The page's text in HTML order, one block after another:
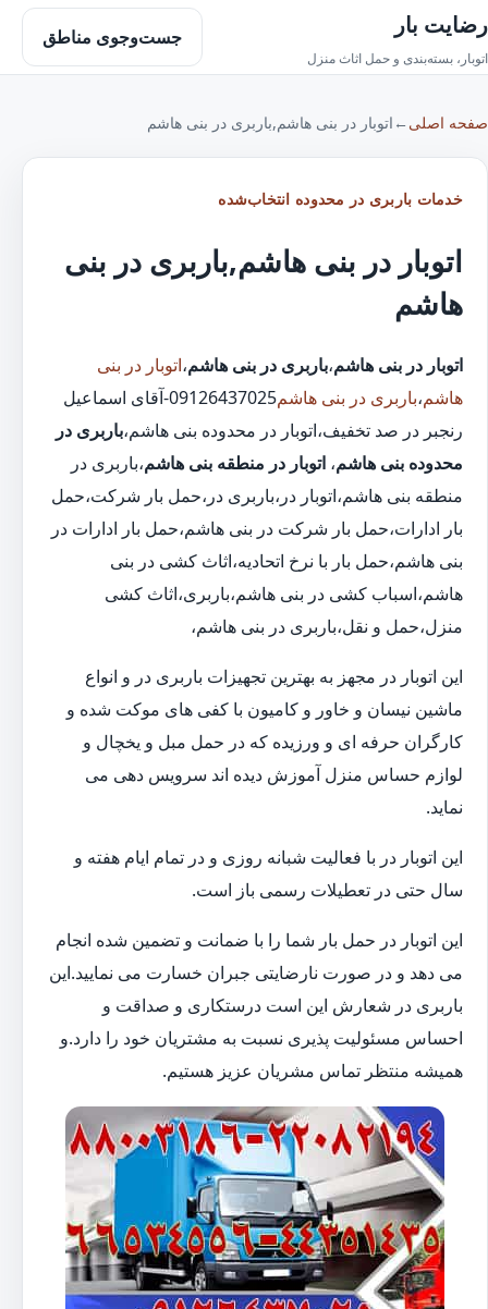
رضایت بار
اتوبار، بسته‌بندی و حمل اثاث منزل
جست‌وجوی مناطق
صفحه اصلی ← اتوبار در بنی هاشم,باربری در بنی هاشم
خدمات باربری در محدوده انتخاب‌شده
اتوبار در بنی هاشم,باربری در بنی
هاشم
اتوبار در بنی هاشم،باربری در بنی هاشم،اتوبار در بنی
هاشم،باربری در بنی هاشم
09126437025-آقای اسماعیل
رنجبر در صد تخفیف،اتوبار در محدوده بنی هاشم،باربری در
محدوده بنی هاشم، اتوبار در منطقه بنی هاشم،باربری در
منطقه بنی هاشم،اتوبار در،باربری در،حمل بار شرکت،حمل
بار ادارات،حمل بار شرکت در بنی هاشم،حمل بار ادارات در
بنی هاشم،حمل بار با نرخ اتحادیه،اثاث کشی در بنی
هاشم،اسباب کشی در بنی هاشم،باربری،اثاث کشی
منزل،حمل و نقل،باربری در بنی هاشم،
این اتوبار در مجهز به بهترین تجهیزات باربری در و انواع
ماشین نیسان و خاور و کامیون با کفی های موکت شده و
کارگران حرفه ای و ورزیده که در حمل مبل و یخچال و
لوازم حساس منزل آموزش دیده اند سرویس دهی می
نماید.
این اتوبار در با فعالیت شبانه روزی و در تمام ایام هفته و
سال حتی در تعطیلات رسمی باز است.
این اتوبار در حمل بار شما را با ضمانت و تضمین شده انجام
می دهد و در صورت نارضایتی جبران خسارت می نمایید.این
باربری در شعارش این است درستکاری و صداقت و
احساس مسئولیت پذیری نسبت به مشتریان خود را دارد.و
همیشه منتظر تماس مشریان عزیز هستیم.